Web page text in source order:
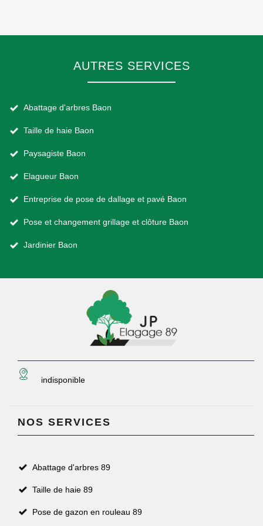
AUTRES SERVICES
Abattage d'arbres Baon
Taille de haie Baon
Paysagiste Baon
Elagueur Baon
Entreprise de pose de dallage et pavé Baon
Pose et changement grillage et clôture Baon
Jardinier Baon
indisponible
NOS SERVICES
Abattage d'arbres 89
Taille de haie 89
Pose de gazon en rouleau 89